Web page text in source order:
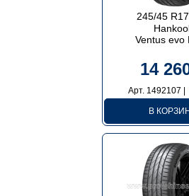
245/45
Ventus evo
14
Арт. 1492107 |
В